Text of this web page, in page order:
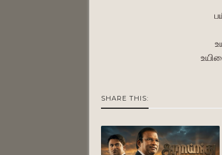
SHARE THIS: